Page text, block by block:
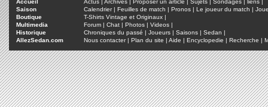
Accueil Actus | Archives | Proposer un article | Sujets | Sondages | liens |
Saison
Calendrier| Feuilles de match | Pronos | Le joueur du match |
Boutique
T-Shirts Vintage et Originaux |
Multimedia
Forum | Chat | Photos | Videos |
Historique
Chroniques du passé | Joueurs | Saisons | Sedan |
AllezSedan.com
Nous contacter| Plan du site | Aide | Encyclopedie | Recherche |